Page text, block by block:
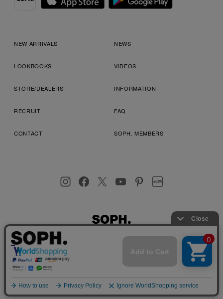
NEW ARRIVALS NEWS
LOOKBOOKS VIDEOS
STORE/DEALERS INFORMATION
RECRUIT FAQ
CONTACT SOPH. MEMBERS
プライバシーポリシー
店舗受取サービス
コンビニ・営業店受取サービス
お客様により良いサービスを提供するため、cookie(クッキー)を
使用することがございます。 詳しくはプライバシーポリシーを
ご確認ください。
OK